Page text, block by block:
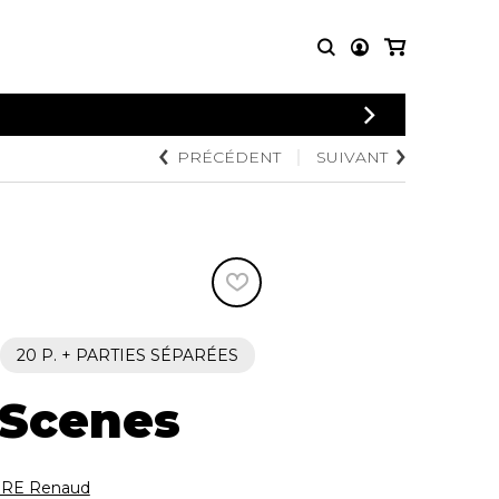
CONNEXION
PARTITIONS
POUR
Quatuor de saxophones
AUTRES
PRODUITS
Disques compacts et
DVDs
PRÉCÉDENT SUIVANT
20 P. + PARTIES SÉPARÉES
Renaud